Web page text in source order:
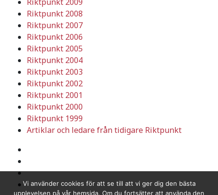
Riktpunkt 2008
Riktpunkt 2007
Riktpunkt 2006
Riktpunkt 2005
Riktpunkt 2004
Riktpunkt 2003
Riktpunkt 2002
Riktpunkt 2001
Riktpunkt 2000
Riktpunkt 1999
Artiklar och ledare från tidigare Riktpunkt
Vi använder cookies för att se till att vi ger dig den bästa
upplevelsen på vår hemsida. Om du fortsätter att använda den